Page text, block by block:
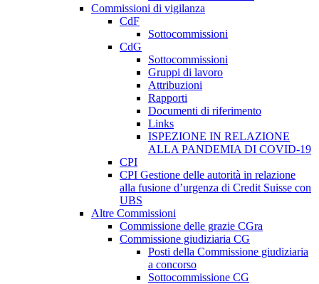
Commissioni di vigilanza
CdF
Sottocommissioni
CdG
Sottocommissioni
Gruppi di lavoro
Attribuzioni
Rapporti
Documenti di riferimento
Links
ISPEZIONE IN RELAZIONE
ALLA PANDEMIA DI COVID-19
CPI
CPI Gestione delle autorità in relazione
alla fusione d’urgenza di Credit Suisse con
UBS
Altre Commissioni
Commissione delle grazie CGra
Commissione giudiziaria CG
Posti della Commissione giudiziaria
a concorso
Sottocommissione CG